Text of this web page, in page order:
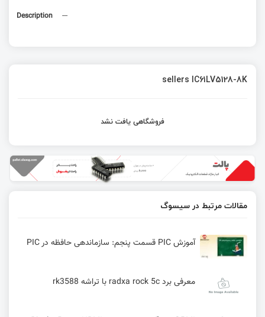
Description ---
sellers IC61LV5128-8K
فروشگاهی یافت نشد
مقالات مرتبط در سیسوگ
آموزش PIC قسمت پنجم: سازماندهی حافظه در PIC
معرفی برد radxa rock 5c با تراشه rk3588